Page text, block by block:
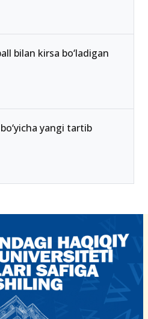
ball 189 Bo‘lib
bilan tanishing
bilan kirsa bo‘ladigan
yangi tartib